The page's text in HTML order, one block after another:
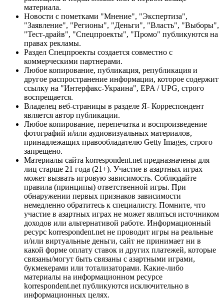
материала.
Новости с пометками "Мнение", "Экспертиза",
"Заявление", "Регионы", "Деньги", "Власть", "Выборы",
"Тест-драйв", "Спецпроекты", "Промо" публикуются на
правах рекламы.
Раздел Спецпроекты создается совместно с
коммерческими партнерами.
Любое копирование, публикация, републикация и
другое распространение информации, которое содержит
ссылку на "Интерфакс-Украина", EPA / UPG, строго
воспрещается.
Владелец веб-страницы в разделе Я- Корреспондент
является автор публикации.
Любое копирование, перепечатка и воспроизведение
фотографий и/или аудиовизуальных материалов,
принадлежащих правообладателю Getty Images, строго
запрещено.
Материалы сайта korrespondent.net предназначены для
лиц старше 21 года (21+). Участие в азартных играх
может вызвать игровую зависимость. Соблюдайте
правила (принципы) ответственной игры. При
обнаружении первых признаков зависимости
немедленно обратитесь к специалисту. Помните, что
участие в азартных играх не может являться источником
доходов или альтернативой работе. Информационный
ресурс korrespondent.net не проводит игры на реальные
и/или виртуальные деньги, сайт не принимает ни в
какой форме оплату ставок и других платежей, которые
связаны/могут быть связаны с азартными играми,
букмекерами или тотализаторами. Какие-либо
материалы на информационном ресурсе
korrespondent.net публикуются исключительно в
информационных целях.